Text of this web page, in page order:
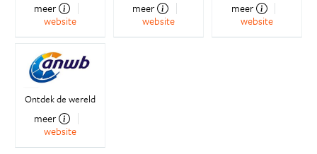
meer
website
meer
website
meer
website
Ontdek de wereld
meer
website